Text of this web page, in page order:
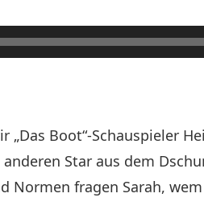
Boot“-Schauspieler
Star aus dem
Normen fragen Sarah,